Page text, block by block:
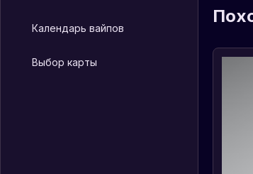
Календарь вайпов
Выбор карты